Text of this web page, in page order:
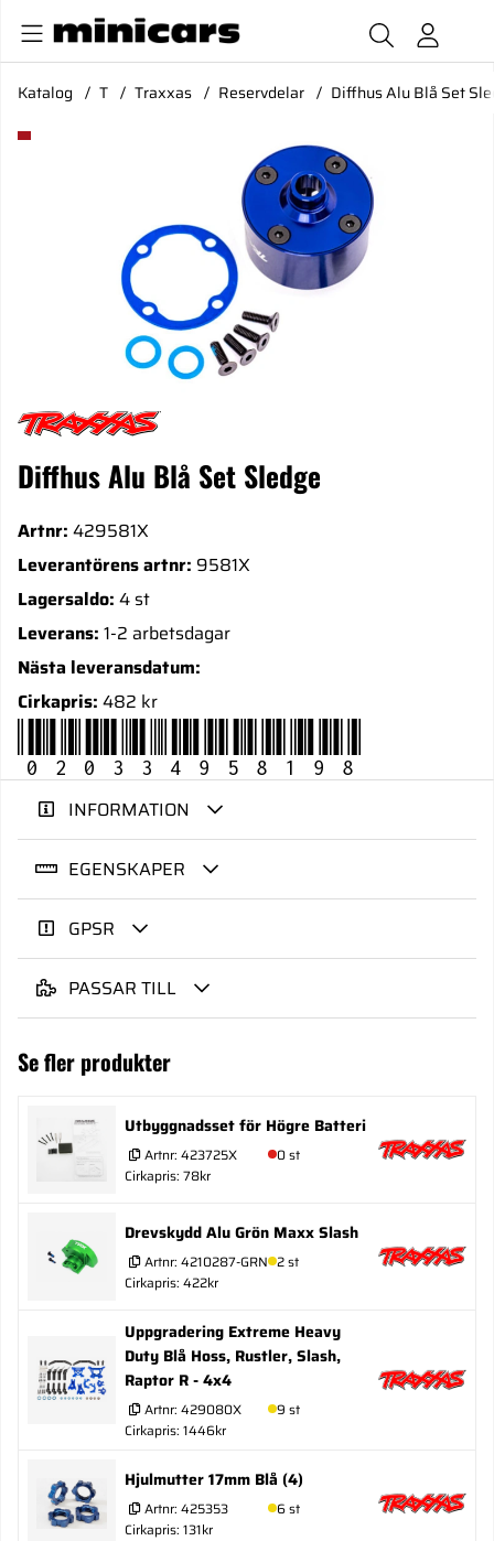
Katalog T Traxxas Reservdelar Diffhus Alu Blå Set
Produktbilder Diffhus Alu Blå Set Sledge
Diffhus Alu Blå Set Sledge
Artnr: 429581X
Leverantörens artnr: 9581X
Lagersaldo: 4 st
Leverans: 1-2 arbetsdagar
Nästa leveransdatum:
Cirkapris: 482 kr
020334958198
INFORMATION
EGENSKAPER
GPSR
PASSAR TILL
Se fler produkter
Utbyggnadsset för Högre Batteri
Artnr: 423725X
0 st
Cirkapris: 78kr
Drevskydd Alu Grön Maxx Slash
Artnr: 4210287-GRN 2 st
Cirkapris: 422kr
Uppgradering Extreme Heavy
Duty Blå Hoss, Rustler, Slash,
Raptor R - 4x4
Artnr: 429080X
9 st
Cirkapris: 1446kr
Hjulmutter 17mm Blå (4)
Artnr: 425353
6 st
Cirkapris: 131kr